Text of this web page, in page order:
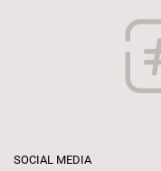
SOCIAL MEDIA